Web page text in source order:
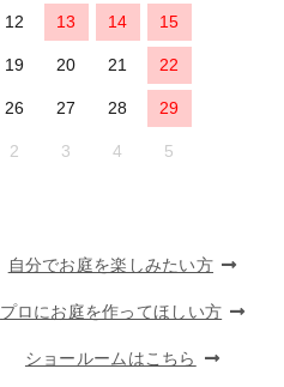
12 13 14 15
19 20 21 22
26 27 28 29
2 3 4 5
自分でお庭を楽しみたい方
プロにお庭を作ってほしい方
ショールームはこちら